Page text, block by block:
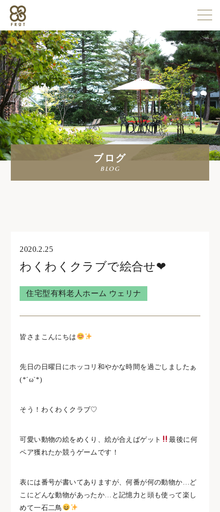
施設情報
企業情報
採用情報
よくある質問
住宅型有料老人ホームウェリナ
0761-47-7215
ブログ
blog
2020.2.25
わくわくクラブで絵合せ❤︎
住宅型有料老人ホーム ウェリナ
皆さまこんにちは
先日の日曜日にホッコリ和やかな時間を過ごしましたぁ
(*´ω`*)
そう！わくわくクラブ♡
可愛い動物の絵をめくり、絵が合えばゲット
最後に何
ペア獲れたか競うゲームです！
表には番号が書いてありますが、何番が何の動物か…ど
こにどんな動物があったか…と記憶力と頭も使って楽し
めて一石二鳥